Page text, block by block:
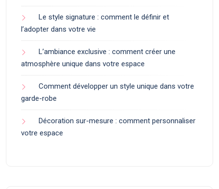
Le style signature : comment le définir et
l’adopter dans votre vie
L’ambiance exclusive : comment créer une
atmosphère unique dans votre espace
Comment développer un style unique dans votre
garde-robe
Décoration sur-mesure : comment personnaliser
votre espace